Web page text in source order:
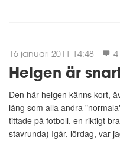
16 januari 2011 14:48 4
Helgen är
Den här helgen känns kort,
lång som alla andra
tittade på fotboll, en riktigt
stavrunda) Igår, lördag, var